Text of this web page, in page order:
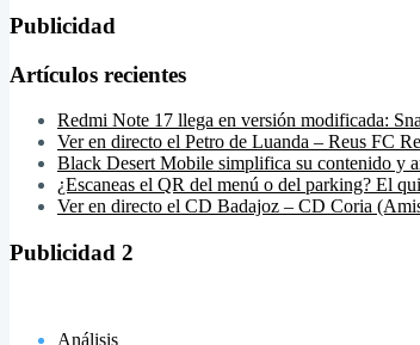
Publicidad
Artículos recientes
Redmi Note 17 llega en versión modificada:
Ver en directo el Petro de Luanda – Reus FC
Black Desert Mobile simplifica su contenido y
¿Escaneas el QR del menú o del parking? El
Ver en directo el CD Badajoz – CD Coria
Publicidad 2
Análisis